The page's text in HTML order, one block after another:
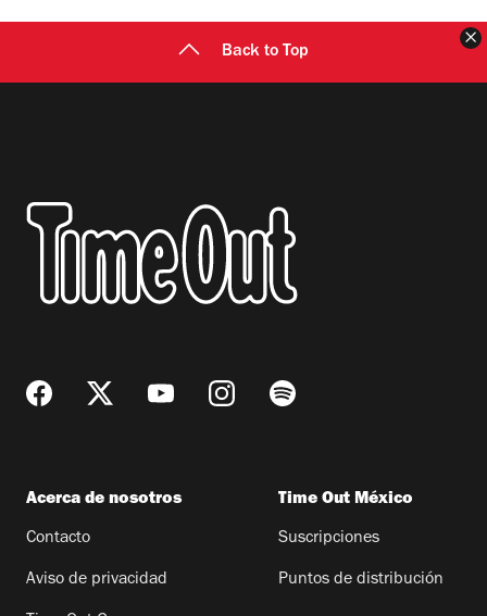
Back to Top
Acerca de nosotros
Contacto
Aviso de privacidad
Time Out México
Suscripciones
Puntos de distribución